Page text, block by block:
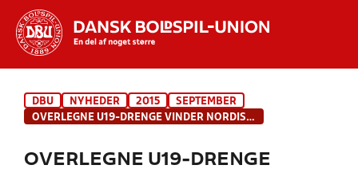
INDHOLD OG NYHEDER
HOLD
DBU NYHEDER 2015
SEPTEMBER
OVERLEGNE U19-DRENGE VINDER NORDISK TURNERING
OVERLEGNE U19-DRENGE